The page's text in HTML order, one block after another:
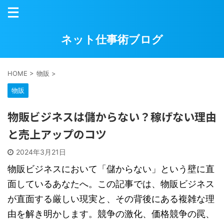
ネット仕事術ブログ
HOME > 物販 >
物販
物販ビジネスは儲からない？稼げない理由
と売上アップのコツ
2024年3月21日
物販ビジネスにおいて「儲からない」という壁に直
面しているあなたへ。この記事では、物販ビジネス
が直面する厳しい現実と、その背後にある複雑な理
由を解き明かします。競争の激化、価格競争の罠、